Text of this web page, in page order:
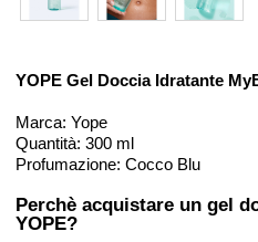
YOPE Gel Doccia Idratante
Marca: Yope
Quantità: 300 ml
Profumazione: Cocco Blu
Perchè acquistare un gel
YOPE?